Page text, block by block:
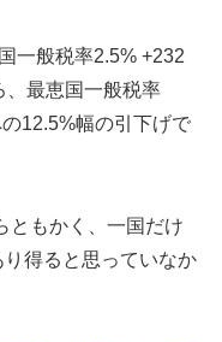
一般税率2.5% +232
、最恵国一般税率
12.5%幅の引下げで
ともかく、一国だけ
得ると思っていなか